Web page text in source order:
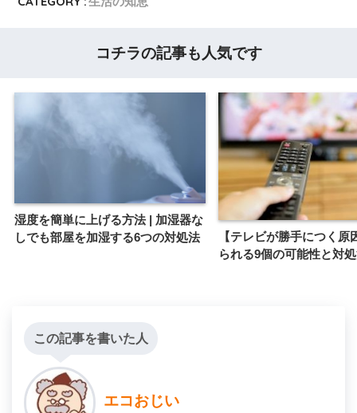
コチラの記事も人気です
湿度を簡単に上げる方法 | 加湿器な
しでも部屋を加湿する6つの対処法
【テレビが勝手につく原
られる9個の可能性と対
この記事を書いた人
エコおじい